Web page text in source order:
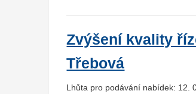
Zvýšení kvality
Třebová
Lhůta pro podávání nabídek: 12.